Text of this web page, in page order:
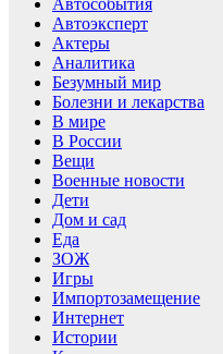
Автоэксперт
Актеры
Аналитика
Безумный мир
Болезни и лекарства
В мире
В России
Вещи
Военные новости
Дети
Дом и сад
Еда
ЗОЖ
Игры
Импортозамещение
Интернет
Истории